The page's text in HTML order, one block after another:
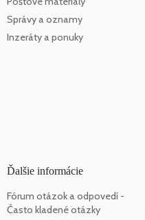
Správy a oznamy
Inzeráty a ponuky
Ďalšie informácie
Fórum otázok a odpovedí -
Často kladené otázky